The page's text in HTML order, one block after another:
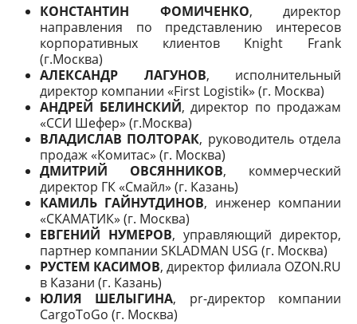
КОНСТАНТИН ФОМИЧЕНКО, директор
направления по представлению интересов
корпоративных клиентов Knight Frank
(г.Москва)
АЛЕКСАНДР ЛАГУНОВ, исполнительный
директор компании «First Logistik» (г. Москва)
АНДРЕЙ БЕЛИНСКИЙ, директор по продажам
«ССИ Шефер» (г.Москва)
ВЛАДИСЛАВ ПОЛТОРАК, руководитель отдела
продаж «Комитас» (г. Москва)
ДМИТРИЙ ОВСЯННИКОВ, коммерческий
директор ГК «Смайл» (г. Казань)
КАМИЛЬ ГАЙНУТДИНОВ, инженер компании
«СКАМАТИК» (г. Москва)
ЕВГЕНИЙ НУМЕРОВ, управляющий директор,
партнер компании SKLADMAN USG (г. Москва)
РУСТЕМ КАСИМОВ, директор филиала OZON.RU
в Казани (г. Казань)
ЮЛИЯ ШЕЛЫГИНА, pr-директор компании
CargoToGo (г. Москва)